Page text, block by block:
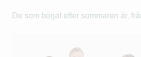
De som börjat efter sommaren är,